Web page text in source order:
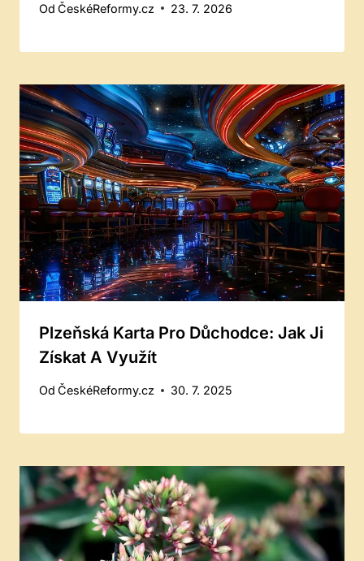
Od ČeskéReformy.cz 23. 7. 2026
Plzeňská Karta Pro Důchodce: Jak Ji
Získat A Využít
Od ČeskéReformy.cz 30. 7. 2025